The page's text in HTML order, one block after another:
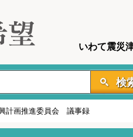
いわて震災
検
計画推進委員会 議事録